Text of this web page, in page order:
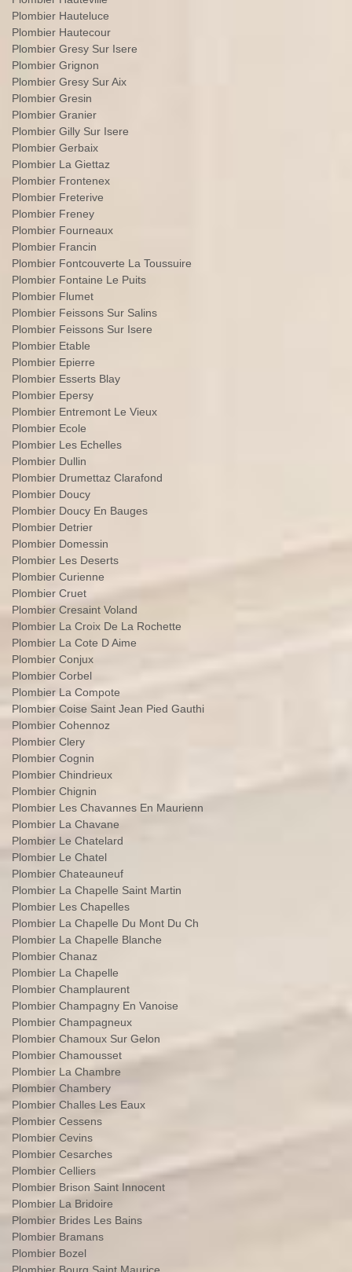
Plombier Hauteluce
Plombier Hautecour
Plombier Gresy Sur Isere
Plombier Grignon
Plombier Gresy Sur Aix
Plombier Gresin
Plombier Granier
Plombier Gilly Sur Isere
Plombier Gerbaix
Plombier La Giettaz
Plombier Frontenex
Plombier Freterive
Plombier Freney
Plombier Fourneaux
Plombier Francin
Plombier Fontcouverte La Toussuire
Plombier Fontaine Le Puits
Plombier Flumet
Plombier Feissons Sur Salins
Plombier Feissons Sur Isere
Plombier Etable
Plombier Epierre
Plombier Esserts Blay
Plombier Epersy
Plombier Entremont Le Vieux
Plombier Ecole
Plombier Les Echelles
Plombier Dullin
Plombier Drumettaz Clarafond
Plombier Doucy
Plombier Doucy En Bauges
Plombier Detrier
Plombier Domessin
Plombier Les Deserts
Plombier Curienne
Plombier Cruet
Plombier Cresaint Voland
Plombier La Croix De La Rochette
Plombier La Cote D Aime
Plombier Conjux
Plombier Corbel
Plombier La Compote
Plombier Coise Saint Jean Pied Gauthi
Plombier Cohennoz
Plombier Clery
Plombier Cognin
Plombier Chindrieux
Plombier Chignin
Plombier Les Chavannes En Maurienn
Plombier La Chavane
Plombier Le Chatelard
Plombier Le Chatel
Plombier Chateauneuf
Plombier La Chapelle Saint Martin
Plombier Les Chapelles
Plombier La Chapelle Du Mont Du Ch
Plombier La Chapelle Blanche
Plombier Chanaz
Plombier La Chapelle
Plombier Champlaurent
Plombier Champagny En Vanoise
Plombier Champagneux
Plombier Chamoux Sur Gelon
Plombier Chamousset
Plombier La Chambre
Plombier Chambery
Plombier Challes Les Eaux
Plombier Cessens
Plombier Cevins
Plombier Cesarches
Plombier Celliers
Plombier Brison Saint Innocent
Plombier La Bridoire
Plombier Brides Les Bains
Plombier Bramans
Plombier Bozel
Plombier Bourg Saint Maurice